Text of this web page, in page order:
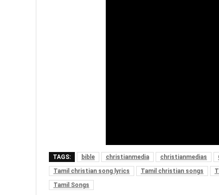
TAGS: bible christianmedia christianmedias
Tamil christian song lyrics
Tamil christian songs
Tamil Songs